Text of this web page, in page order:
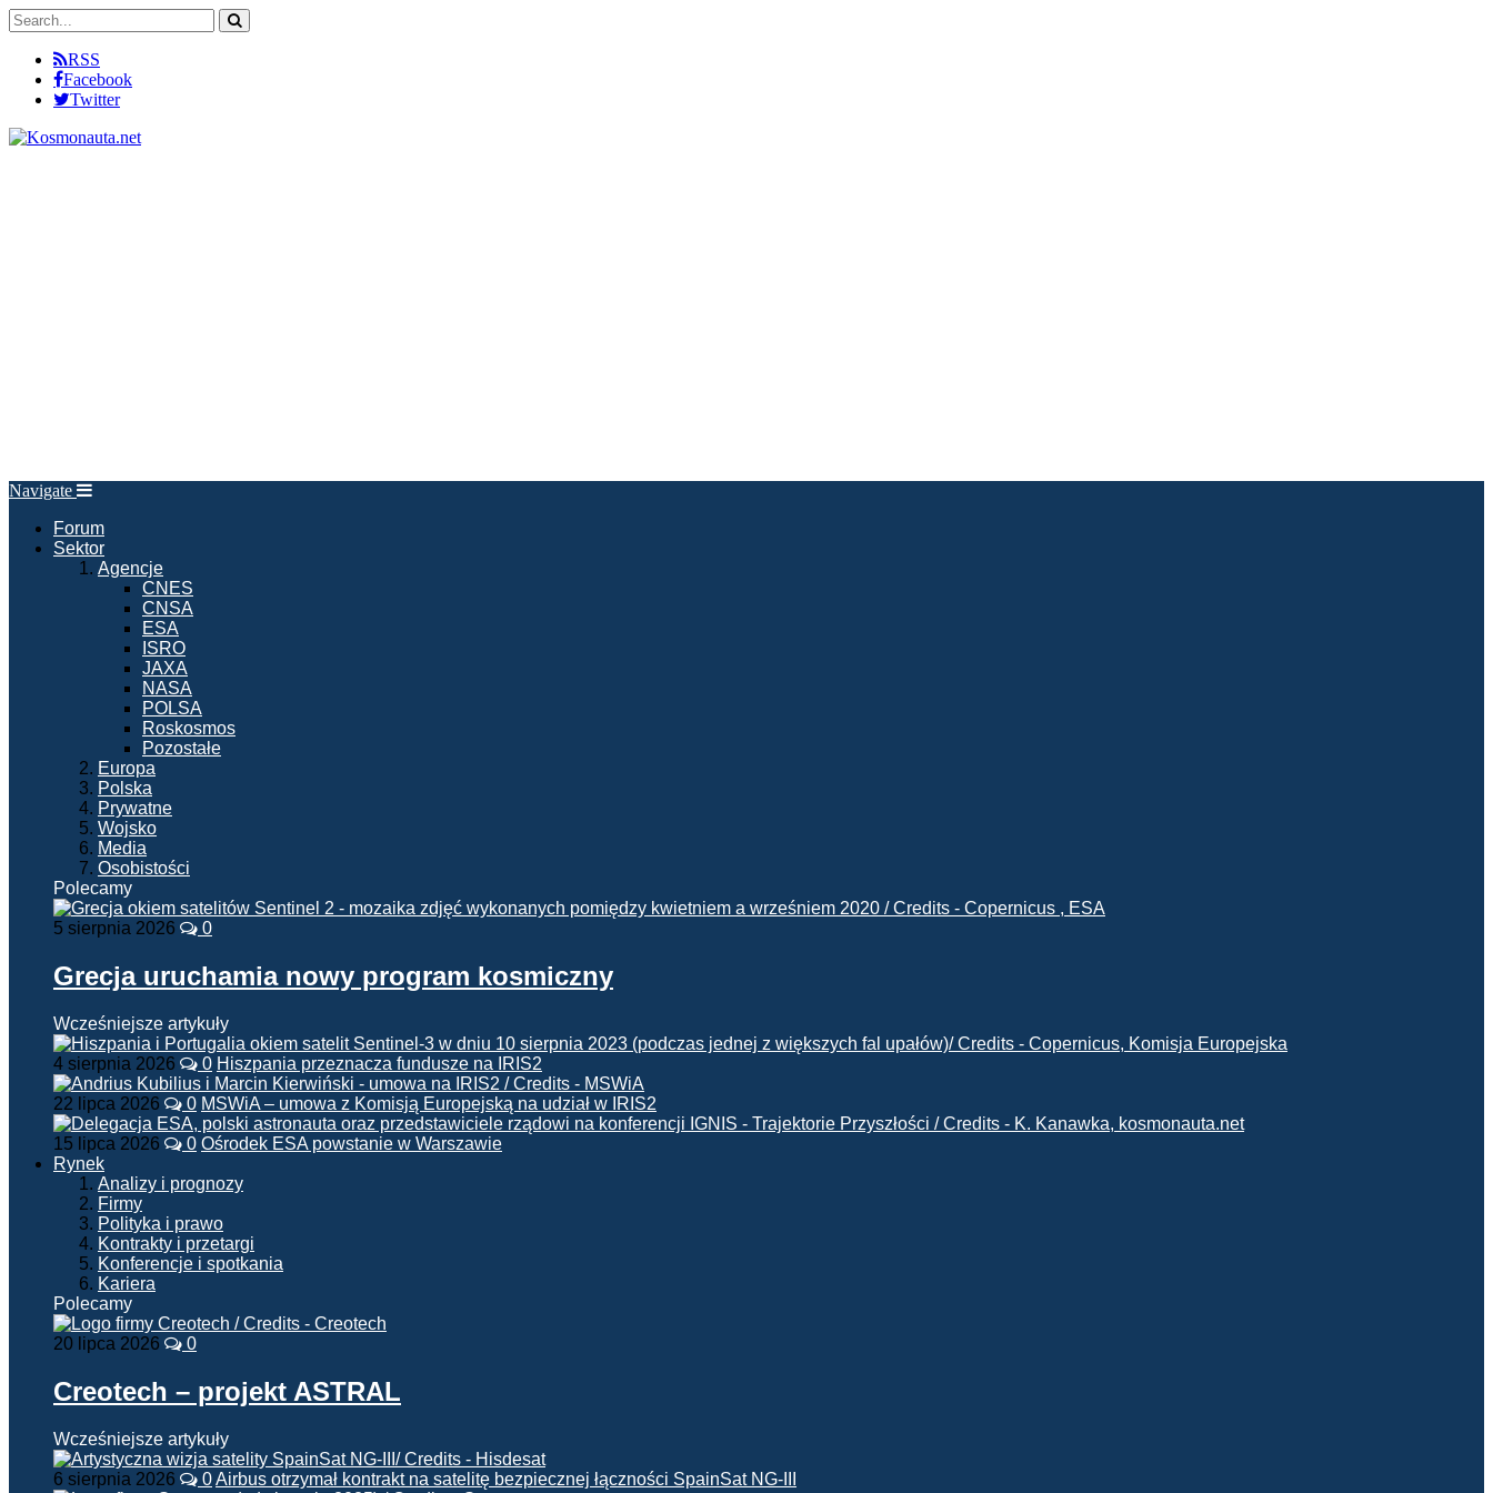
RSS
Facebook
Twitter
Navigate
Forum
Sektor
Agencje
CNES
CNSA
ESA
ISRO
JAXA
NASA
POLSA
Roskosmos
Pozostałe
Europa
Polska
Prywatne
Wojsko
Media
Osobistości
Polecamy
5 sierpnia 2026 0
Grecja uruchamia nowy program kosmiczny
Wcześniejsze artykuły
4 sierpnia 2026 0 Hiszpania przeznacza fundusze na IRIS2
22 lipca 2026 0 MSWiA – umowa z Komisją Europejską na udział w IRIS2
15 lipca 2026 0 Ośrodek ESA powstanie w Warszawie
Rynek
Analizy i prognozy
Firmy
Polityka i prawo
Kontrakty i przetargi
Konferencje i spotkania
Kariera
Polecamy
20 lipca 2026 0
Creotech – projekt ASTRAL
Wcześniejsze artykuły
6 sierpnia 2026 0Airbus otrzymał kontrakt na satelitę bezpiecznej łączności SpainSat NG-III